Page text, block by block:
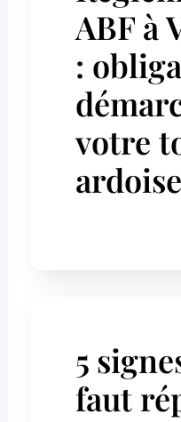
ABF à
:
votre
ardoise
5
faut